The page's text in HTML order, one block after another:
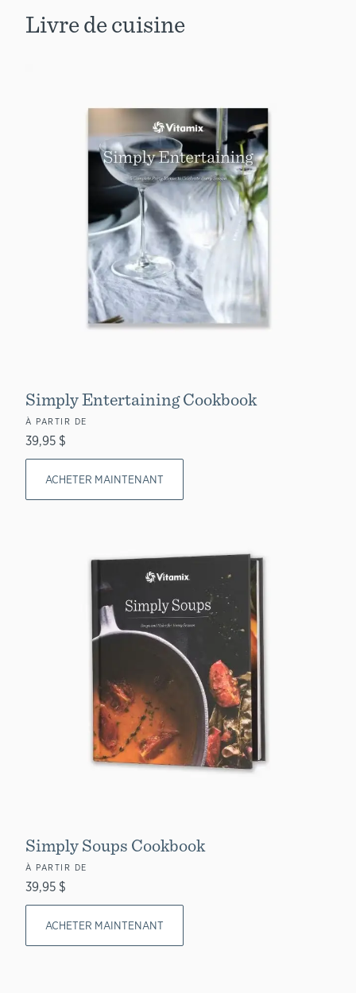
Livre de cuisine
Simply Entertaining Cookbook
À PARTIR DE
39,95 $
ACHETER MAINTENANT
Simply Soups Cookbook
À PARTIR DE
39,95 $
ACHETER MAINTENANT